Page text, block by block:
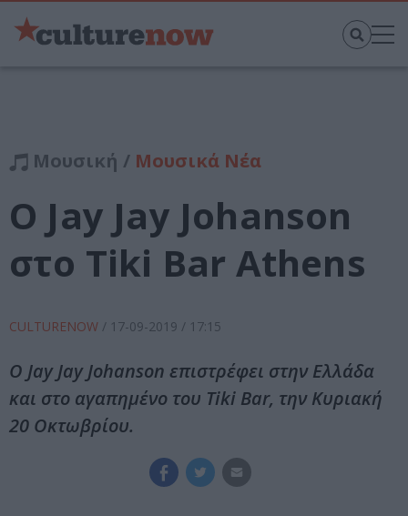
Μουσική / Μουσικά Νέα
O Jay Jay Johanson
στο Tiki Bar Athens
CULTURENOW / 17-09-2019 / 17:15
Ο Jay Jay Johanson επιστρέφει στην Ελλάδα
και στο αγαπημένο του Tiki Bar, την Κυριακή
20 Οκτωβρίου.